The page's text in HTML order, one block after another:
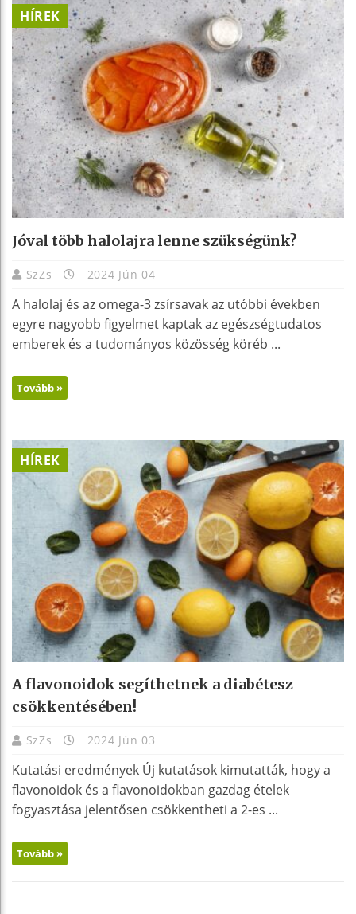
HÍREK
Jóval több halolajra lenne szükségünk?
SzZs 2024 Jún 04
A halolaj és az omega-3 zsírsavak az utóbbi években
egyre nagyobb figyelmet kaptak az egészségtudatos
emberek és a tudományos közösség köréb ...
Tovább »
HÍREK
A flavonoidok segíthetnek a diabétesz
csökkentésében!
SzZs 2024 Jún 03
Kutatási eredmények Új kutatások kimutatták, hogy a
flavonoidok és a flavonoidokban gazdag ételek
fogyasztása jelentősen csökkentheti a 2-es ...
Tovább »